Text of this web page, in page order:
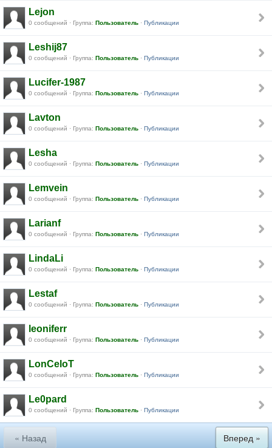
Lejon
0 сообщений · Группа: Пользователь · Публикации
Leshij87
0 сообщений · Группа: Пользователь · Публикации
Lucifer-1987
0 сообщений · Группа: Пользователь · Публикации
Lavton
0 сообщений · Группа: Пользователь · Публикации
Lesha
0 сообщений · Группа: Пользователь · Публикации
Lemvein
0 сообщений · Группа: Пользователь · Публикации
Larianf
0 сообщений · Группа: Пользователь · Публикации
LindaLi
0 сообщений · Группа: Пользователь · Публикации
Lestaf
0 сообщений · Группа: Пользователь · Публикации
leoniferr
0 сообщений · Группа: Пользователь · Публикации
LonCeloT
0 сообщений · Группа: Пользователь · Публикации
Le0pard
0 сообщений · Группа: Пользователь · Публикации
« Назад Вперед »